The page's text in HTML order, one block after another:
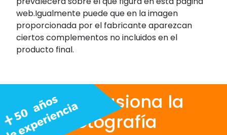
web.Igualmente puede que en la imagen
proporcionada por el fabricante aparezcan
ciertos complementos no incluidos en el
producto final.
Nos apasiona la
fotografía